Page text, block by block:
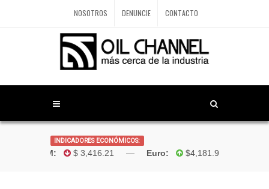
NOSOTROS DENUNCIE CONTACTO
INDICADORES ECONÓMICOS:
$ 3,416.21 —Euro: $4,181.96 —